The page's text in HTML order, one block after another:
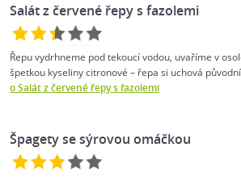
Salát z červené řepy s fazolemi
Řepu vydrhneme pod tekoucí vodou, uvaříme v
špetkou kyseliny citronové – řepa si uchová
o Salát z červené řepy s fazolemi
Špagety se sýrovou omáčkou